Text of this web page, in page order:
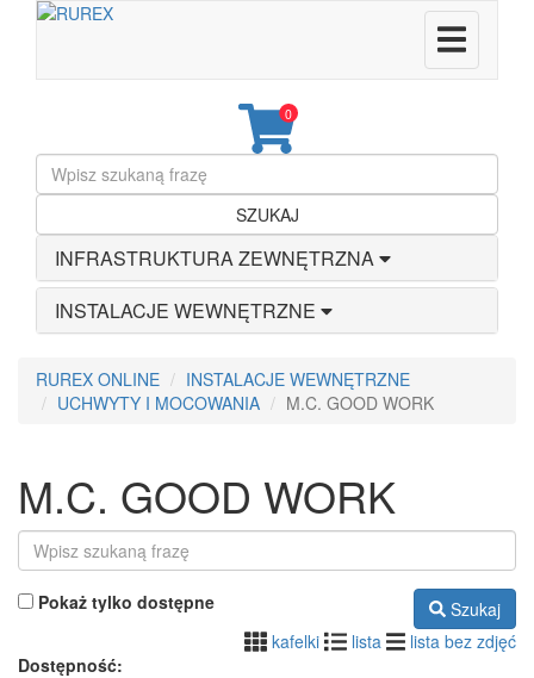
0
SZUKAJ
INFRASTRUKTURA ZEWNĘTRZNA
INSTALACJE WEWNĘTRZNE
RUREX ONLINE
INSTALACJE WEWNĘTRZNE
UCHWYTY I MOCOWANIA
M.C. GOOD WORK
M.C. GOOD WORK
Pokaż tylko dostępne
Szukaj
kafelki
lista
lista bez zdjęć
Dostępność: